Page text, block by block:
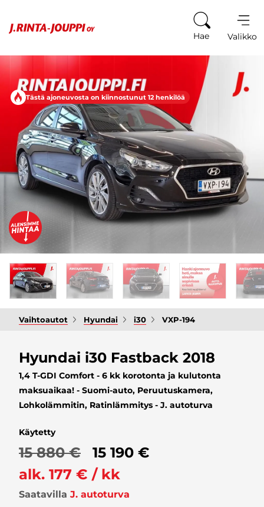
Hae Valikko
Tästä ajoneuvosta on kiinnostunut 12 henkilöä
Vaihtoautot Hyundai i30 VXP-194
Hyundai i30 Fastback 2018
1,4 T-GDI Comfort - 6 kk korotonta ja kulutonta
maksuaikaa! - Suomi-auto, Peruutuskamera,
Lohkolämmitin, Ratinlämmitys - J. autoturva
Käytetty
15 880 €
15 190 €
alk. 177 € / kk
Saatavilla J. autoturva